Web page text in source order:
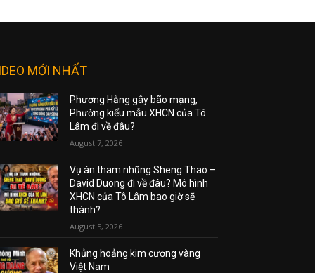
MỚI NHẤT
Phương Hằng gây bão mạng,
Phường kiểu mẫu XHCN của Tô
Lâm đi về đâu?
August 7, 2026
Vụ án tham nhũng Sheng Thao –
David Duong đi về đâu? Mô hình
XHCN của Tô Lâm bao giờ sẽ
thành?
August 5, 2026
Khủng hoảng kim cương vàng
Việt Nam